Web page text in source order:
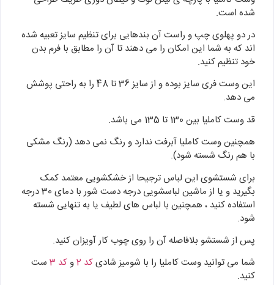
شده است.
در دو پهلوی چپ و راست آن بندهایی برای تنظیم سایز تعبیه شده
اند که به شما این امکان را می دهند تا آن را مطابق با فرم بدن
خود تنظیم کنید.
این وست فری سایز بوده و از سایز 36 تا 48 را به راحتی پوشش
می دهد.
قد وست کاملیا بین 130 تا 135 می باشد.
همچنین وست کاملیا آبرفت ندارد و رنگ نمی دهد (رنگ مشکی
با هم رنگ شسته شود).
برای شستشوی این لباس ترجیحا از خشکشویی معتمد کمک
بگیرید و یا از ماشین لباسشویی درجه دست شور با دمای 30 درجه
استفاده کنید ، همچنین با لباس های لطیف یا به تنهایی شسته
شود.
پس از شستشو بلافاصله آن را روی چوب کار آویزان کنید.
شما می توانید وست کاملیا را با شومیز شادیکد 2 وکد 3
ست
کنید.